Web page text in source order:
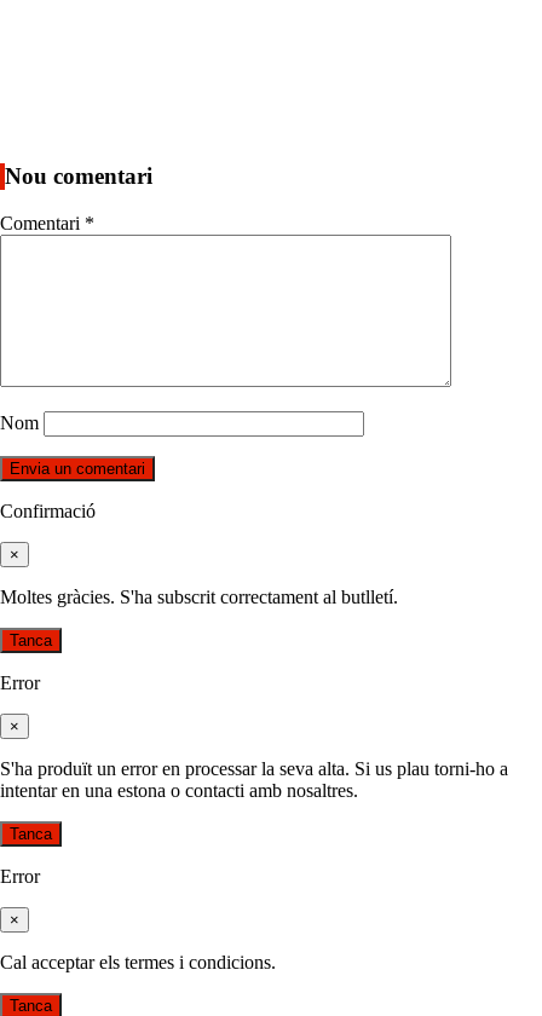
Nou comentari
Comentari *
Nom
Confirmació
×
Moltes gràcies. S'ha subscrit correctament al butlletí.
Tanca
Error
×
S'ha produït un error en processar la seva alta. Si us plau torni-ho a
intentar en una estona o contacti amb nosaltres.
Tanca
Error
×
Cal acceptar els termes i condicions.
Tanca